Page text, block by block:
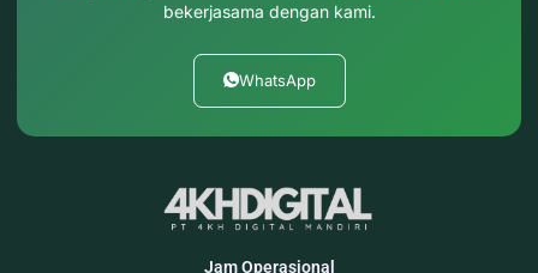
bekerjasama dengan kami.
WhatsApp
Jam Operasional